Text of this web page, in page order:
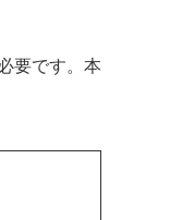
要です。本